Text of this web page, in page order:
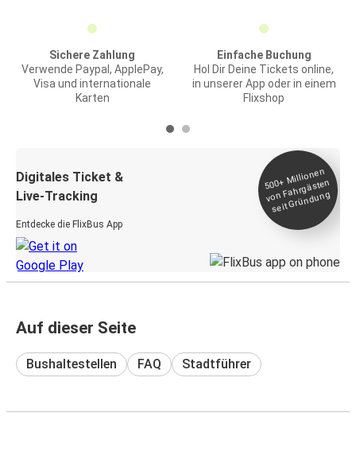
Sichere Zahlung
Verwende Paypal, ApplePay,
Visa und internationale
Karten
Einfache Buchung
Hol Dir Deine Tickets online,
in unserer App oder in einem
Flixshop
Digitales Ticket &
Live-Tracking
Entdecke die FlixBus App
500+
Millionen
von Fahrgästen
seit
Gründung
Auf dieser Seite
Bushaltestellen FAQ Stadtführer